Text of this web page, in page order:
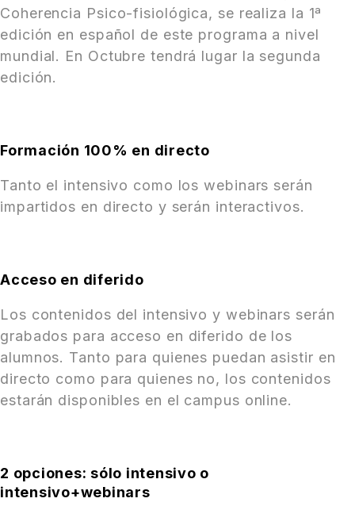
Coherencia Psico-fisiológica, se realiza la 1ª
edición en español de este programa a nivel
mundial. En Octubre tendrá lugar la segunda
edición.
Formación 100% en directo
Tanto el intensivo como los webinars serán
impartidos en directo y serán interactivos.
Acceso en diferido
Los contenidos del intensivo y webinars serán
grabados para acceso en diferido de los
alumnos. Tanto para quienes puedan asistir en
directo como para quienes no, los contenidos
estarán disponibles en el campus online.
2 opciones: sólo intensivo o
intensivo+webinars